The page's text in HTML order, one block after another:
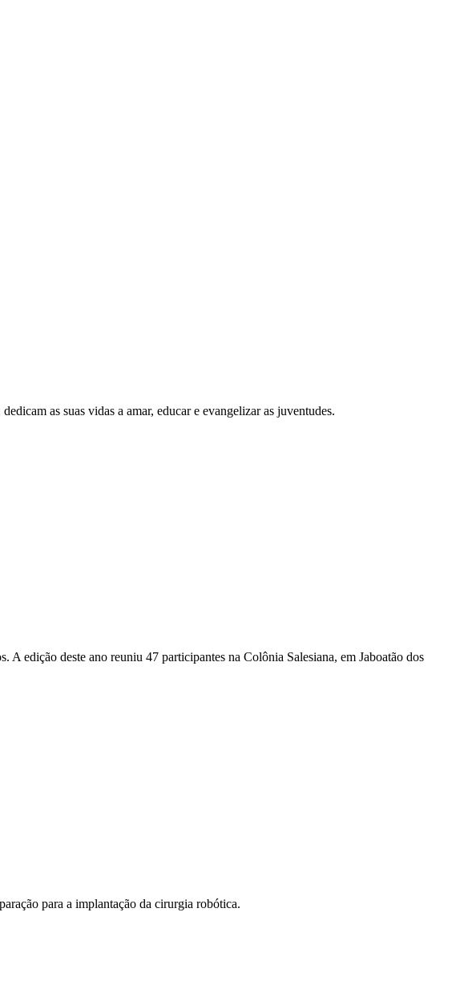
as suas vidas a amar, educar e evangelizar as juventudes.
edição deste ano reuniu 47 participantes na Colônia Salesiana, em Jaboatão dos
para a implantação da cirurgia robótica.